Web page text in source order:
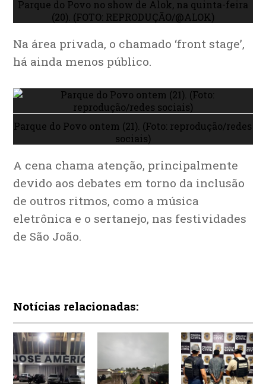
Parque do Povo no show de Alok, na quinta-feira
(20). (FOTO: REPRODUÇÃO/@ALOK)
Na área privada, o chamado ‘front stage’,
há ainda menos público.
Parque do Povo ontem (21). (Foto: reprodução/redes
sociais)
A cena chama atenção, principalmente
devido aos debates em torno da inclusão
de outros ritmos, como a música
eletrônica e o sertanejo, nas festividades
de São João.
Notícias relacionadas: